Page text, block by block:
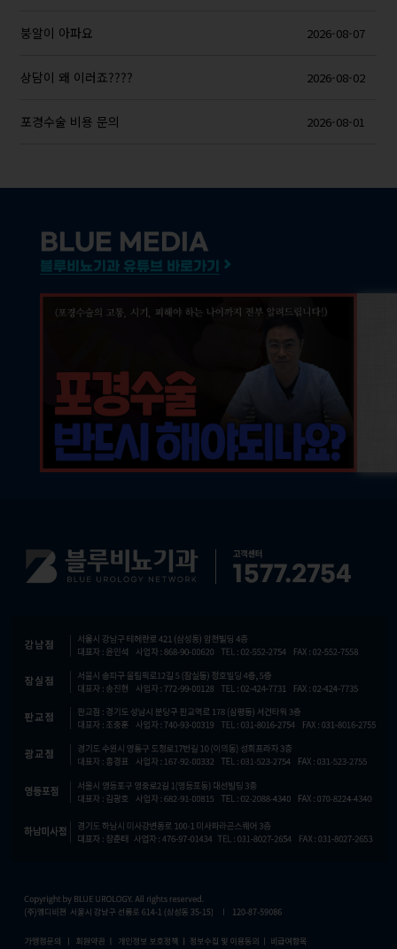
붕알이 아파요 2026-08-07
상담이 왜 이러죠???? 2026-08-02
포경수술 비용 문의 2026-08-01
BLUE MEDIA
블루비뇨기과 유튜브 바로가기